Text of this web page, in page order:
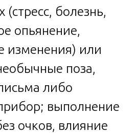
(стресс, болезнь,
опьянение,
изменения) или
поза,
либо
выполнение
очков, влияние